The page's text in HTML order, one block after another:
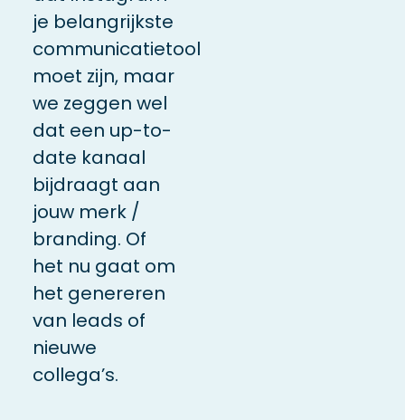
je belangrijkste
communicatietool
moet zijn, maar
we zeggen wel
dat een up-to-
date kanaal
bijdraagt aan
jouw merk /
branding. Of
het nu gaat om
het genereren
van leads of
nieuwe
collega’s.